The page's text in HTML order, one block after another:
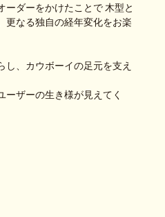
ーダーをかけたことで 木型と
更なる独自の経年変化をお楽
し、カウボーイの足元を支え
ーザーの生き様が見えてく